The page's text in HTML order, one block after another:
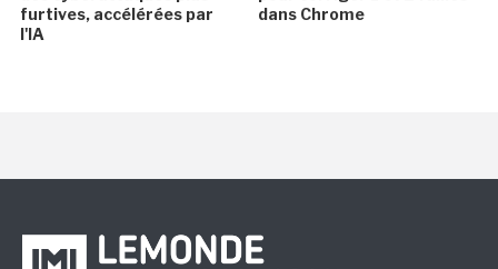
furtives, accélérées par
l'IA
dans Chrome